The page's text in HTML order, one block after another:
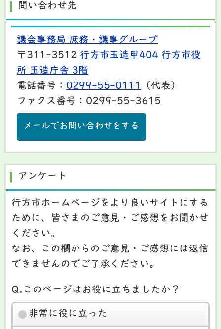
問い合わせ先
議会事務局 庶務・議事グループ
〒311-3512 行方市玉造甲404 行方市役
所 玉造庁舎 3階
電話番号： 0299-55-0111
（代表）
ファクス番号：0299-55-3615
メールでお問い合わせをする
アンケート
行方市ホームページをより良いサイトにする
ために、皆さまのご意見・ご感想をお聞かせ
ください。
なお、この欄からのご意見・ご感想には返信
できませんのでご了承ください。
Q.このページはお役に立ちましたか？
非常に役に立った